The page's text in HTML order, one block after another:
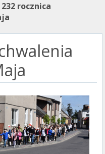
232 rocznica